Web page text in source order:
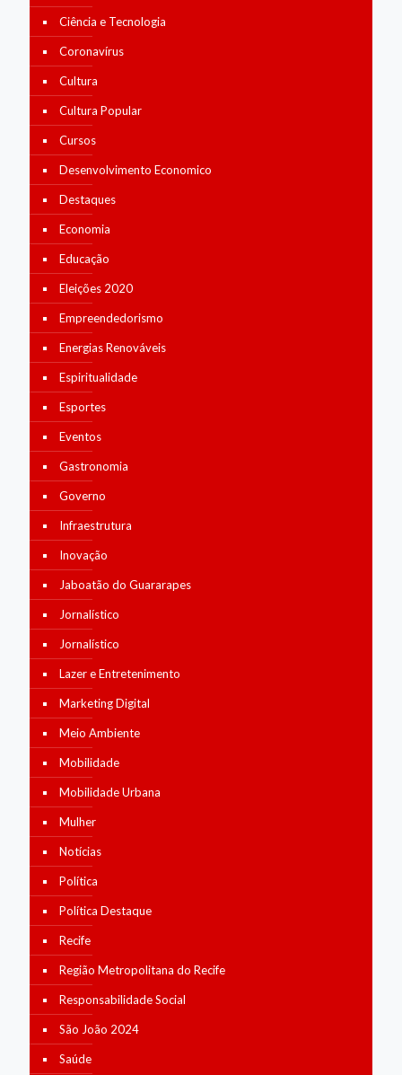
Ciência e Tecnologia
Coronavírus
Cultura
Cultura Popular
Cursos
Desenvolvimento Economico
Destaques
Economia
Educação
Eleições 2020
Empreendedorismo
Energias Renováveis
Espiritualidade
Esportes
Eventos
Gastronomia
Governo
Infraestrutura
Inovação
Jaboatão do Guararapes
Jornalístico
Jornalístico
Lazer e Entretenimento
Marketing Digital
Meio Ambiente
Mobilidade
Mobilidade Urbana
Mulher
Notícias
Política
Política Destaque
Recife
Região Metropolitana do Recife
Responsabilidade Social
São João 2024
Saúde